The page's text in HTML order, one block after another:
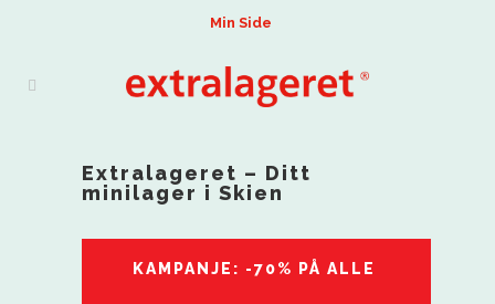
Min Side
Extralageret – Ditt
minilager i Skien
KAMPANJE: -70% PÅ ALLE